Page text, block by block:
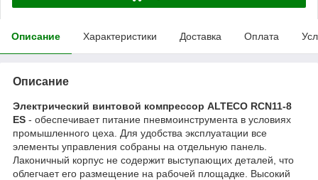
Описание Характеристики Доставка Оплата
Описание
Электрический винтовой компрессор ALTECO RCN11-8
ES - обеспечивает питание пневмоинструмента в условиях
промышленного цеха. Для удобства эксплуатации все
элементы управления собраны на отдельную панель.
Лаконичный корпус не содержит выступающих деталей, что
облегчает его размещение на рабочей площадке. Высокий